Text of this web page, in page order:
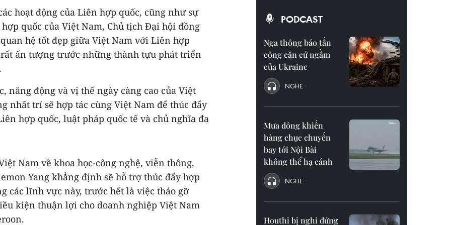
hoạt động của Liên hợp quốc, cũng như sự
quốc của Việt Nam, Chủ tịch Đại hội đồng
hệ tốt đẹp giữa Việt Nam với Liên hợp
rất ấn tượng trước những thành tựu phát triển
năng động và vị thế ngày càng cao của Việt
nhất trí sẽ hợp tác cùng Việt Nam để thúc đẩy
hợp quốc, luật pháp quốc tế và chủ nghĩa đa
Nam về khoa học-công nghệ, viễn thông,
Yang khẳng định sẽ hỗ trợ thúc đẩy hợp
các lĩnh vực này, trước hết là việc tháo gỡ
kiện thuận lợi cho doanh nghiệp Việt Nam
PODCAST
Nga thông báo tấn
công căn cứ ngầm
của Ukraine
NGHE
Mưa dông khiến
hàng chục chuyến
bay tới Nội Bài
không thể hạ cánh
NGHE
Houthi bị nghi đứng